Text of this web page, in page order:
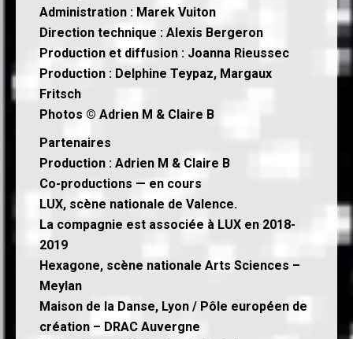
Administration : Marek Vuiton
Direction technique : Alexis Bergeron
Production et diffusion : Joanna Rieussec
Production : Delphine Teypaz, Margaux
Fritsch
Photos © Adrien M & Claire B
Partenaires
Production : Adrien M & Claire B
Co-productions — en cours
LUX, scène nationale de Valence.
La compagnie est associée à LUX en 2018-
2019
Hexagone, scène nationale Arts Sciences –
Meylan
Maison de la Danse, Lyon / Pôle européen de
création – DRAC Auvergne